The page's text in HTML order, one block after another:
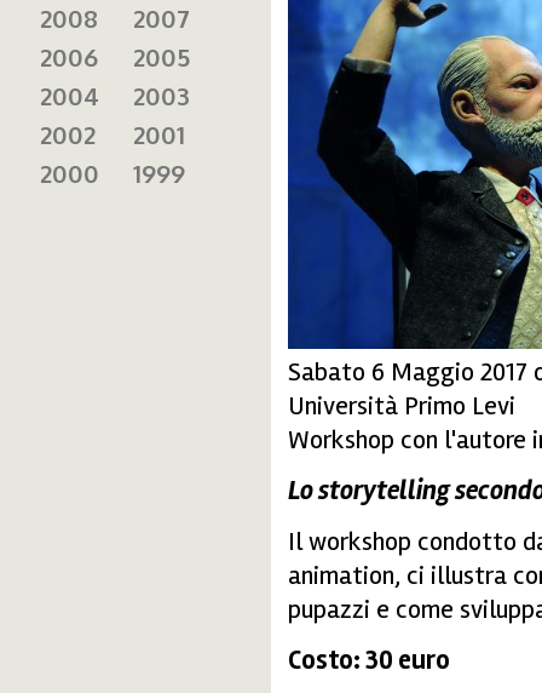
Sabato 6 Maggio 2017
Università Primo Levi
Workshop con l'autore
Lo storytelling
Il workshop condotto
animation, ci illustra
pupazzi e come
Costo: 30 euro
2008
2007
2006
2005
2004
2003
2002
2001
2000
1999